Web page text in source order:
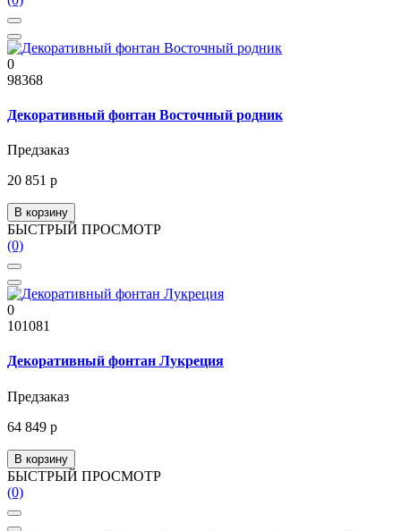
0
98368
Декоративный фонтан Восточный родник
Предзаказ
20 851 р
В корзину
БЫСТРЫЙ ПРОСМОТР
(0)
0
101081
Декоративный фонтан Лукреция
Предзаказ
64 849 р
В корзину
БЫСТРЫЙ ПРОСМОТР
(0)